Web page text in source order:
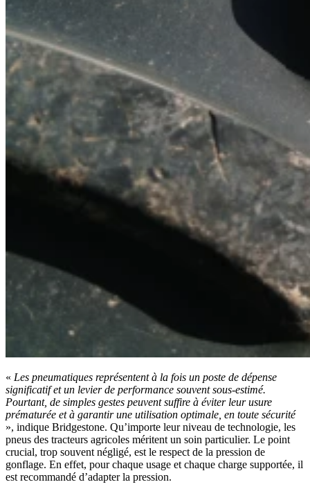
« Les pneumatiques représentent à la fois un poste de dépense
significatif et un levier de performance souvent sous-estimé.
Pourtant, de simples gestes peuvent suffire à éviter leur usure
prématurée et à garantir une utilisation optimale, en toute sécurité
», indique Bridgestone. Qu’importe leur niveau de technologie, les
pneus des tracteurs agricoles méritent un soin particulier. Le point
crucial, trop souvent négligé, est le respect de la pression de
gonflage. En effet, pour chaque usage et chaque charge supportée, il
est recommandé d’adapter la pression.